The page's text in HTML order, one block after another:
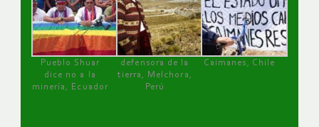
Pueblo Shuar
dice no a la
minería, Ecuador
defensora de la
tierra, Melchora,
Perú
Caimanes, Chile